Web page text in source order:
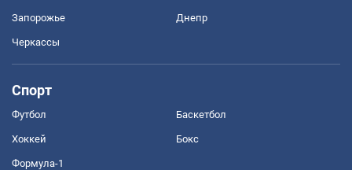
Запорожье Днепр
Черкассы
Спорт
Футбол Баскетбол
Хоккей Бокс
Формула-1